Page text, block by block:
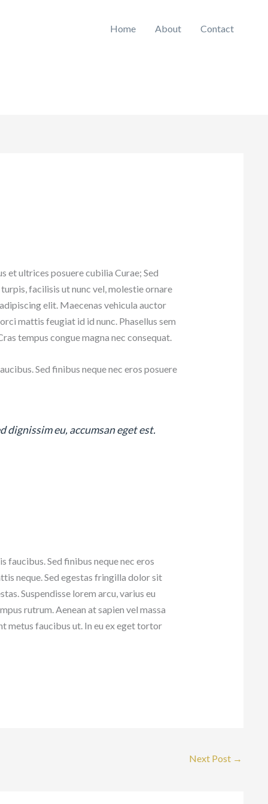
Home About Contact
et ultrices posuere cubilia Curae; Sed
facilisis ut nunc vel, molestie ornare
elit. Maecenas vehicula auctor
mattis feugiat id id nunc. Phasellus sem
tempus congue magna nec consequat.
Sed finibus neque nec eros posuere
eu, accumsan eget est.
Sed finibus neque nec eros
neque. Sed egestas fringilla dolor sit
Suspendisse lorem arcu, varius eu
rutrum. Aenean at sapien vel massa
metus faucibus ut. In eu ex eget tortor
Next Post →